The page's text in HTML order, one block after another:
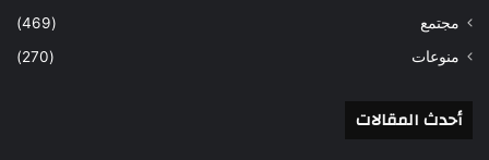
مجتمع
(469)
منوعات
(270)
أحدث المقالات